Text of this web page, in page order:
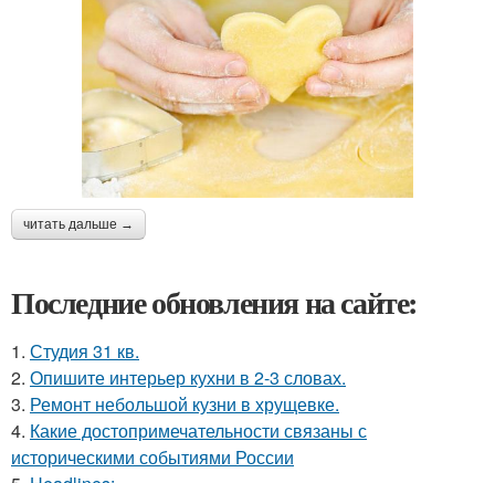
читать дальше →
Последние обновления на сайте:
1. Студия 31 кв.
2. Опишите интерьер кухни в 2-3 словах.
3. Ремонт небольшой кузни в хрущевке.
4. Какие достопримечательности связаны с
историческими событиями России